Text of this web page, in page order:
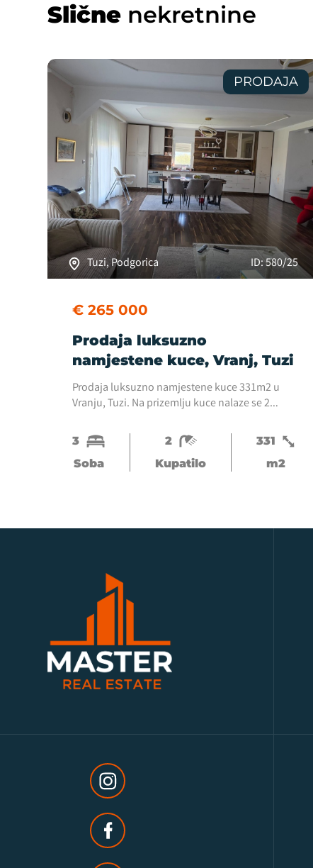
Slične nekretnine
Tuzi, Podgorica ID: 580/25
PRODAJA
€ 265 000
Prodaja luksuzno
namjestene kuce, Vranj, Tuzi
Prodaja luksuzno namjestene kuce 331m2 u
Vranju, Tuzi. Na prizemlju kuce nalaze se 2
kao poslovni prostori. Na spratu kuce :
stambenog prostora 120m2, 3...
3
Soba
2
Kupatilo
331
m2